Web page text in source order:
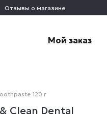
Отзывы о магазине
Мой заказ
120 г
Clean Dental